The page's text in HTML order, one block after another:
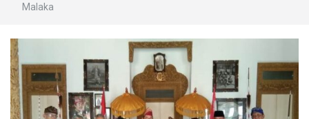
Malaka